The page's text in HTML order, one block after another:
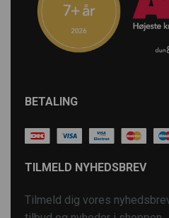
BETALING
TILMELD NYHEDSBREV
Tilmeld dig vores